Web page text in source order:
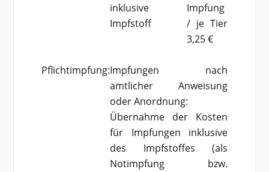
inklusive
Impfstoff
Impfung
/ je Tier
3,25 €
Pflichtimpfung:Impfungen nach
amtlicher Anweisung
oder Anordnung:
Übernahme der Kosten
für Impfungen inklusive
des Impfstoffes (als
Notimpfung bzw.